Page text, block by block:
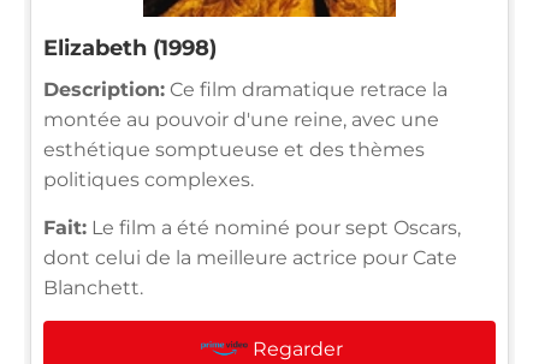
Elizabeth (1998)
Description: Ce film dramatique retrace la
montée au pouvoir d'une reine, avec une
esthétique somptueuse et des thèmes
politiques complexes.
Fait: Le film a été nominé pour sept Oscars,
dont celui de la meilleure actrice pour Cate
Blanchett.
Regarder